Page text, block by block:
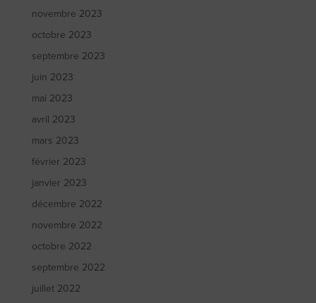
novembre 2023
octobre 2023
septembre 2023
juin 2023
mai 2023
avril 2023
mars 2023
février 2023
janvier 2023
décembre 2022
novembre 2022
octobre 2022
septembre 2022
juillet 2022